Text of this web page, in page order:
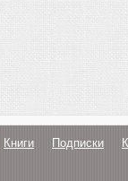
Книги Подписки